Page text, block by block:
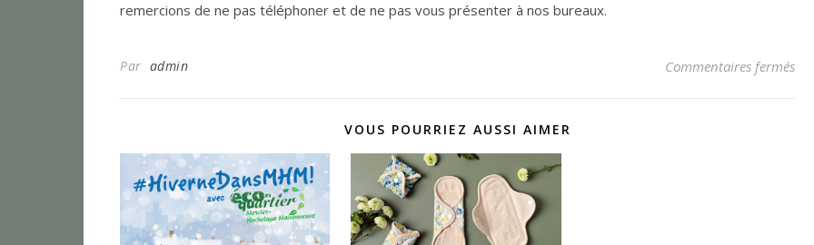
remercions de ne pas téléphoner et de ne pas vous présenter à nos bureaux.
Par admin Commentaires fermés
VOUS POURRIEZ AUSSI AIMER